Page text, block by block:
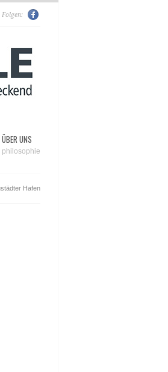
Folgen:
ÜBER UNS
philosophie
Hafen